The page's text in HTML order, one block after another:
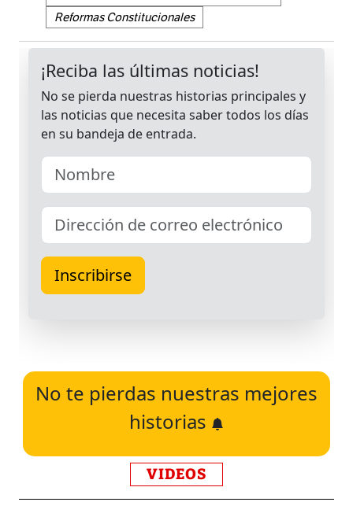
Reformas Constitucionales
No te pierdas nuestras mejores
historias
VIDEOS